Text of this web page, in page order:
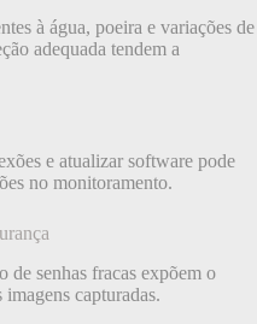
à água, poeira e variações de
adequada tendem a
e atualizar software pode
no monitoramento.
de senhas fracas expõem o
capturadas.